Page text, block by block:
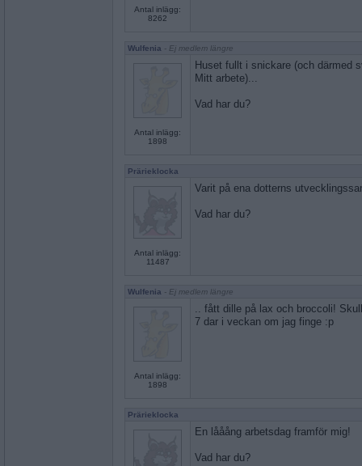
Antal inlägg:
8262
Wulfenia - Ej medlem längre
Antal inlägg:
1898
Huset fullt i snickare (och därmed
Mitt arbete)...
Vad har du?
Prärieklocka
Antal inlägg:
11487
Varit på ena dotterns
Vad har du?
Wulfenia - Ej medlem längre
Antal inlägg:
1898
.. fått dille på lax och broccoli!
7 dar i veckan om jag finge :p
Prärieklocka
En lååång arbetsdag framför mig!
Vad har du?